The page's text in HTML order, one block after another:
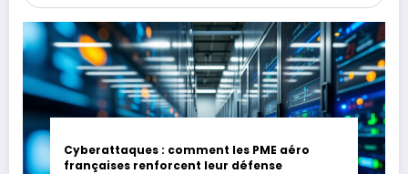
Cyberattaques : comment les PME aéro
françaises renforcent leur défense